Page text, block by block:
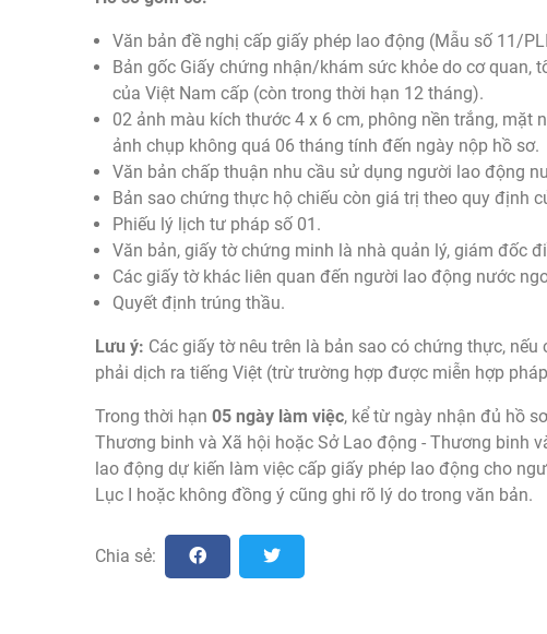
Văn bản đề nghị cấp giấy phép lao động (Mẫu số 11/
Bản gốc Giấy chứng nhận/khám sức khỏe do cơ quan,
của Việt Nam cấp (còn trong thời hạn 12 tháng).
02 ảnh màu kích thước 4 x 6 cm, phông nền trắng, mặt
ảnh chụp không quá 06 tháng tính đến ngày nộp hồ sơ.
Văn bản chấp thuận nhu cầu sử dụng người lao động
Bản sao chứng thực hộ chiếu còn giá trị theo quy định
Phiếu lý lịch tư pháp số 01.
Văn bản, giấy tờ chứng minh là nhà quản lý, giám đốc
Các giấy tờ khác liên quan đến người lao động nước
Quyết định trúng thầu.
Lưu ý: Các giấy tờ nêu trên là bản sao có chứng thực,
phải dịch ra tiếng Việt (trừ trường hợp được miễn hợp
Trong thời hạn 05 ngày làm việc, kể từ ngày nhận đủ hồ
Thương binh và Xã hội hoặc Sở Lao động - Thương binh
lao động dự kiến làm việc cấp giấy phép lao động cho
Lục I hoặc không đồng ý cũng ghi rõ lý do trong văn bản.
Chia sẻ: